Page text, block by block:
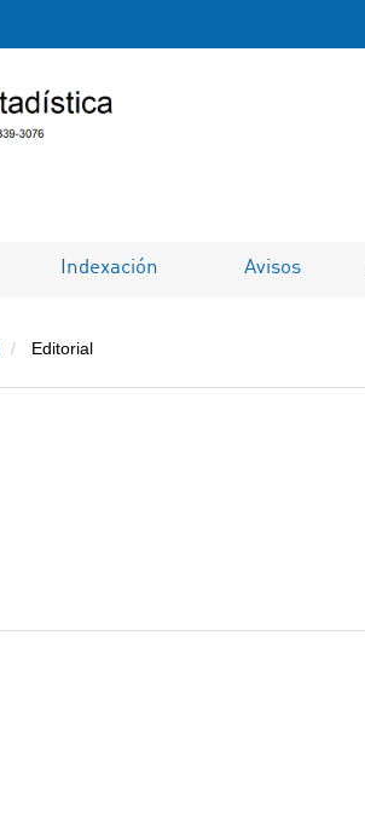
Indexación Avisos
Editorial